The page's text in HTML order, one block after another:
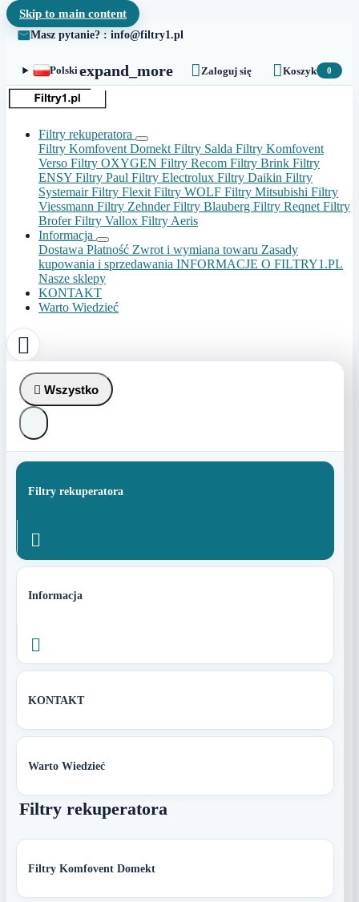
Skip to main content
Masz pytanie? : info@filtry1.pl
Polskiexpand_more  Zaloguj się Koszyk 0
Filtry rekuperatora
Filtry Komfovent Domekt Filtry Salda Filtry Komfovent
Verso Filtry OXYGEN Filtry Recom Filtry Brink Filtry
ENSY Filtry Paul Filtry Electrolux Filtry Daikin Filtry
SystemairFiltry Flexit Filtry WOLF Filtry Mitsubishi Filtry
Viessmann Filtry ZehnderFiltry Blauberg Filtry Reqnet Filtry
BroferFiltry Vallox Filtry Aeris
Informacja
Dostawa Płatność Zwrot i wymiana towaru Zasady
kupowania i sprzedawania INFORMACJE O FILTRY1.PL
Nasze sklepy
KONTAKT
Warto Wiedzieć

 Wszystko
Filtry rekuperatora

Informacja

KONTAKT
Warto Wiedzieć
Filtry rekuperatora
Filtry Komfovent Domekt